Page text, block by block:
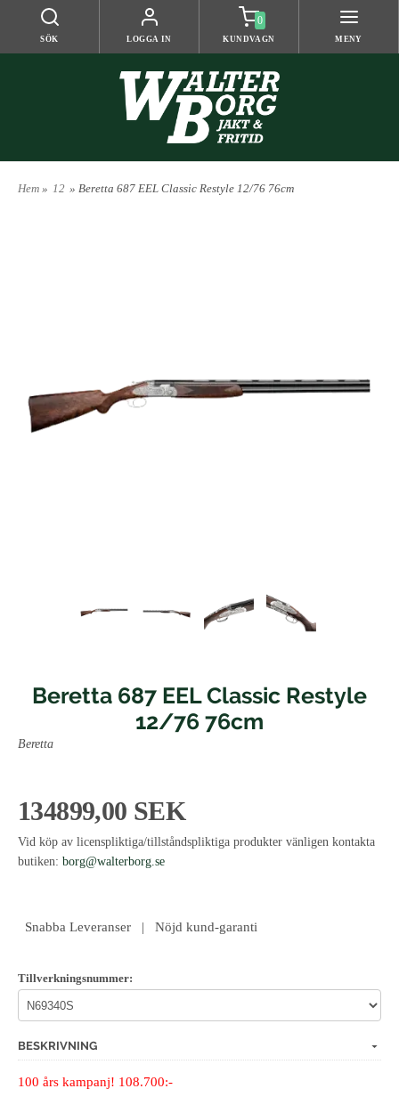
SÖK LOGGA IN
0
KUNDVAGN MENY
Hem » 12 » Beretta 687 EEL Classic Restyle 12/76 76cm
Beretta 687 EEL Classic Restyle
12/76 76cm
Beretta
134899,00 SEK
Vid köp av licenspliktiga/tillståndspliktiga produkter vänligen kontakta
butiken: borg@walterborg.se
Snabba Leveranser | Nöjd kund-garanti
Tillverkningsnummer:
BESKRIVNING
100 års kampanj! 108.700:-